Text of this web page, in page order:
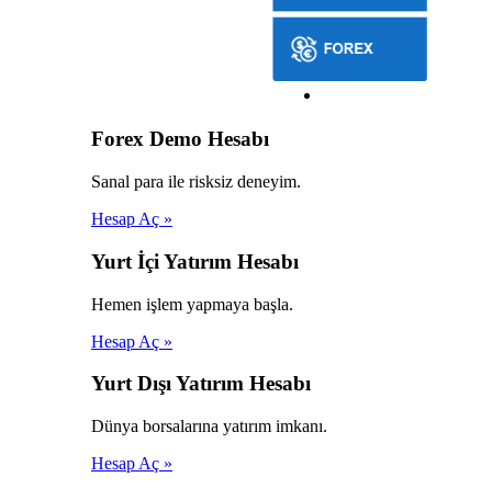
Forex Demo Hesabı
Sanal para ile risksiz deneyim.
Hesap Aç »
Yurt İçi Yatırım Hesabı
Hemen işlem yapmaya başla.
Hesap Aç »
Yurt Dışı Yatırım Hesabı
Dünya borsalarına yatırım imkanı.
Hesap Aç »